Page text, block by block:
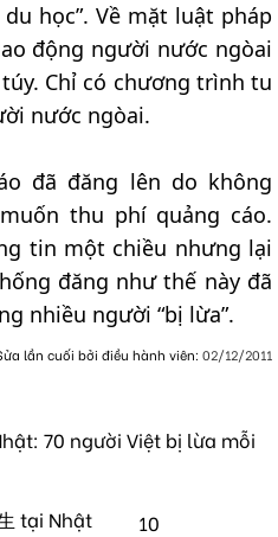
học”. Về mặt luật pháp
động người nước ngòai
Chỉ có chương trình tu
nước ngòai.
đã đăng lên do không
thu phí quảng cáo.
tin một chiều nhưng lại
đăng như thế này đã
nhiều người “bị lừa”.
lần cuối bởi điều hành viên: 02/12/2011
70 người Việt bị lừa mỗi
tại Nhật
10